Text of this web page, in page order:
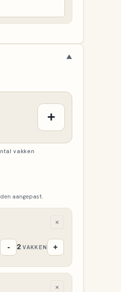
▼
+
vakken
aangepast.
×
- 2 VAKKEN +
×